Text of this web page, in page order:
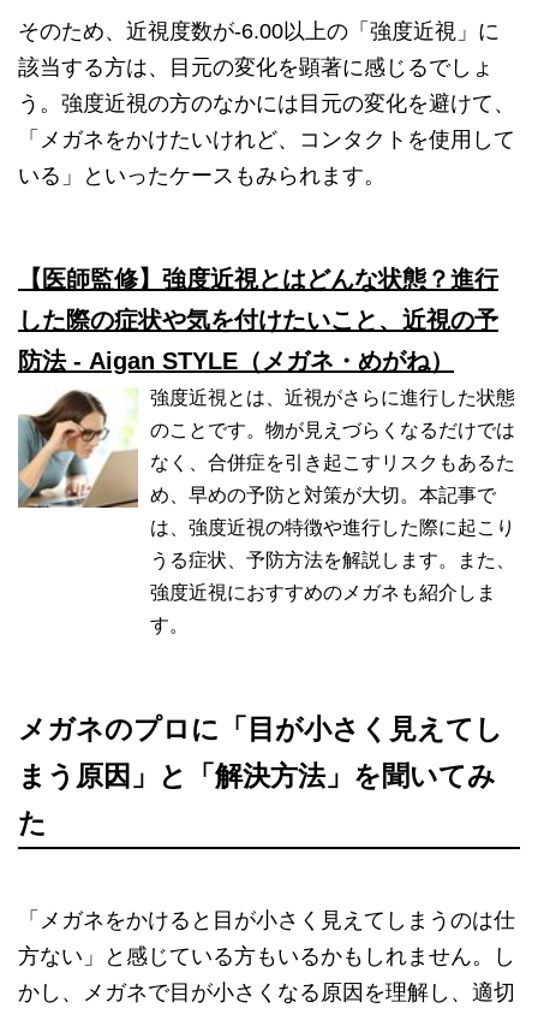
そのため、近視度数が-6.00以上の「強度近視」に
該当する方は、目元の変化を顕著に感じるでしょ
う。強度近視の方のなかには目元の変化を避けて、
「メガネをかけたいけれど、コンタクトを使用して
いる」といったケースもみられます。
【医師監修】強度近視とはどんな状態？進行
した際の症状や気を付けたいこと、近視の予
防法 - Aigan STYLE（メガネ・めがね）
強度近視とは、近視がさらに進行した状態
のことです。物が見えづらくなるだけでは
なく、合併症を引き起こすリスクもあるた
め、早めの予防と対策が大切。本記事で
は、強度近視の特徴や進行した際に起こり
うる症状、予防方法を解説します。また、
強度近視におすすめのメガネも紹介しま
す。
メガネのプロに「目が小さく見えてし
まう原因」と「解決方法」を聞いてみ
た
「メガネをかけると目が小さく見えてしまうのは仕
方ない」と感じている方もいるかもしれません。し
かし、メガネで目が小さくなる原因を理解し、適切